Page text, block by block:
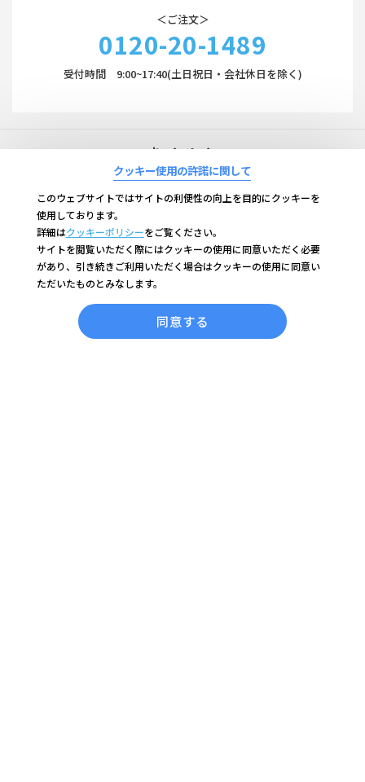
＜ご注文＞
0120-20-1489
受付時間 9:00~17:40(土日祝日・会社休日を除く)
キャンペーン
ご利用ガイド
持田ヘルスケアについて
お問い合わせ
よくあるご質問
クッキー使用の許諾に関して
このウェブサイトではサイトの利便性の向上を目的にクッキーを
使用しております。
詳細はクッキーポリシーをご覧ください。
サイトを閲覧いただく際にはクッキーの使用に同意いただく必要
があり、引き続きご利用いただく場合はクッキーの使用に同意い
ただいたものとみなします。
同意する